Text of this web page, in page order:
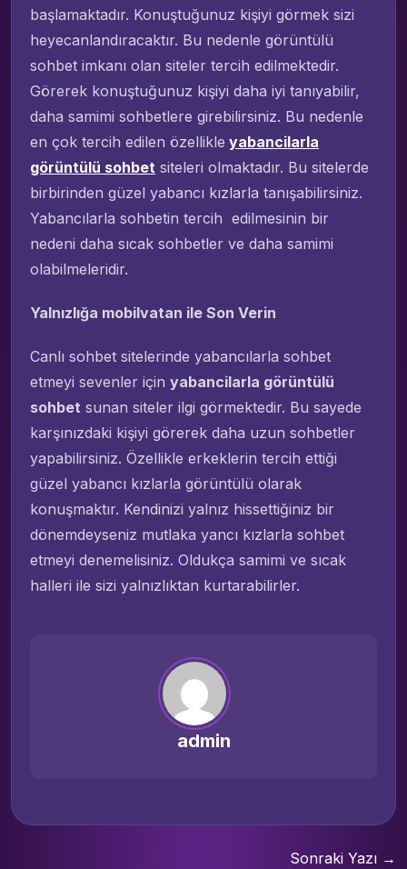
başlamaktadır. Konuştuğunuz kişiyi görmek sizi
heyecanlandıracaktır. Bu nedenle görüntülü
sohbet imkanı olan siteler tercih edilmektedir.
Görerek konuştuğunuz kişiyi daha iyi tanıyabilir,
daha samimi sohbetlere girebilirsiniz. Bu nedenle
en çok tercih edilen özellikle yabancilarla
görüntülü sohbet siteleri olmaktadır. Bu sitelerde
birbirinden güzel yabancı kızlarla tanışabilirsiniz.
Yabancılarla sohbetin tercih edilmesinin bir
nedeni daha sıcak sohbetler ve daha samimi
olabilmeleridir.
Yalnızlığa mobilvatan ile Son Verin
Canlı sohbet sitelerinde yabancılarla sohbet
etmeyi sevenler için yabancilarla görüntülü
sohbet sunan siteler ilgi görmektedir. Bu sayede
karşınızdaki kişiyi görerek daha uzun sohbetler
yapabilirsiniz. Özellikle erkeklerin tercih ettiği
güzel yabancı kızlarla görüntülü olarak
konuşmaktır. Kendinizi yalnız hissettiğiniz bir
dönemdeyseniz mutlaka yancı kızlarla sohbet
etmeyi denemelisiniz. Oldukça samimi ve sıcak
halleri ile sizi yalnızlıktan kurtarabilirler.
admin
Sonraki Yazı →